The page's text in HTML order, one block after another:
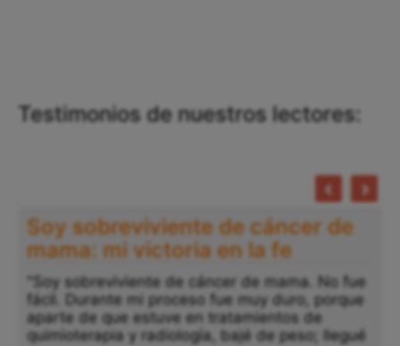
Testimonios de nuestros lectores:
Soy sobreviviente de cáncer de
mama: mi victoria en la fe
"Soy sobreviviente de cáncer de mama. No fue
fácil. Durante mi proceso fue muy duro, porque
aparte de que estuve en tratamientos de
quimioterapia y radiología, bajé de peso; llegué